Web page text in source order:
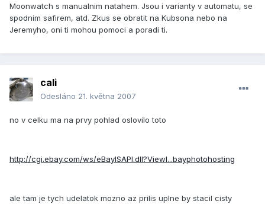
Moonwatch s manualnim natahem. Jsou i varianty v automatu, se
spodnim safirem, atd. Zkus se obratit na Kubsona nebo na
Jeremyho, oni ti mohou pomoci a poradi ti.
cali
Odesláno 21. května 2007
no v celku ma na prvy pohlad oslovilo toto
http://cgi.ebay.com/ws/eBayISAPI.dll?ViewI...bayphotohosting
ale tam je tych udelatok mozno az prilis uplne by stacil cisty